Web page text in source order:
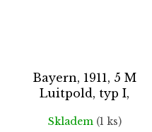
Bayern, 1911, 5 M
Luitpold, typ I,
lehké zeslabení, dv
Skladem (1 ks)